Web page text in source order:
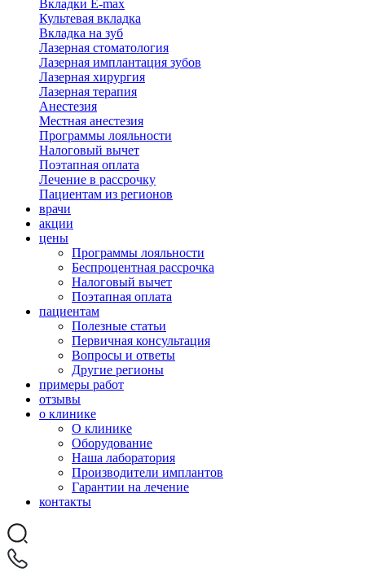
Вкладки E-max
Культевая вкладка
Вкладка на зуб
Лазерная стоматология
Лазерная имплантация зубов
Лазерная хирургия
Лазерная терапия
Анестезия
Местная анестезия
Программы лояльности
Налоговый вычет
Поэтапная оплата
Лечение в рассрочку
Пациентам из регионов
врачи
акции
цены
Программы лояльности
Беспроцентная рассрочка
Налоговый вычет
Поэтапная оплата
пациентам
Полезные статьи
Первичная консультация
Вопросы и ответы
Другие регионы
примеры работ
отзывы
о клинике
О клинике
Оборудование
Наша лаборатория
Производители имплантов
Гарантии на лечение
контакты